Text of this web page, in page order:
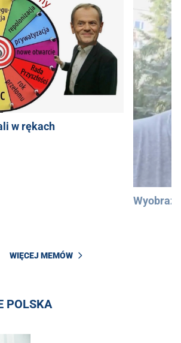
w rękach
WIĘCEJ MEMÓW
POLSKA